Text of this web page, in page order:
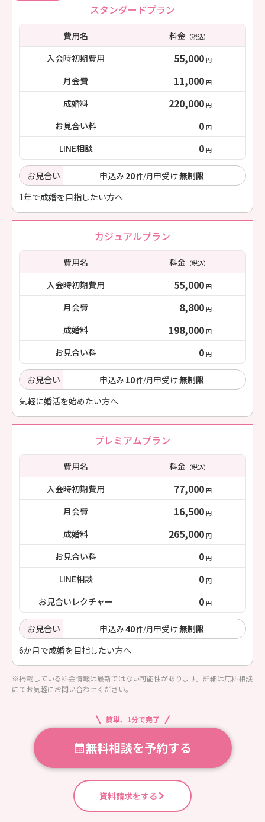
スタンダードプラン
費用名 料金（税込）
入会時初期費用 55,000 円
月会費 11,000 円
成婚料 220,000 円
お見合い料 0 円
LINE相談 0 円
お見合い 申込み20件/月申受け無制限
1年で成婚を目指したい方へ
カジュアルプラン
費用名 料金（税込）
入会時初期費用 55,000 円
月会費 8,800 円
成婚料 198,000 円
お見合い料 0 円
お見合い 申込み10件/月申受け無制限
気軽に婚活を始めたい方へ
プレミアムプラン
費用名 料金（税込）
入会時初期費用 77,000 円
月会費 16,500 円
成婚料 265,000 円
お見合い料 0 円
LINE相談 0 円
お見合いレクチャー 0 円
お見合い 申込み40件/月申受け無制限
6か月で成婚を目指したい方へ
※掲載している料金情報は最新ではない可能性があります。詳細は無料相談
にてお気軽にお問い合わせください。
簡単、1分で完了
無料相談を予約する
資料請求をする